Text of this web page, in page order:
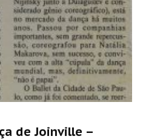
de Joinville –